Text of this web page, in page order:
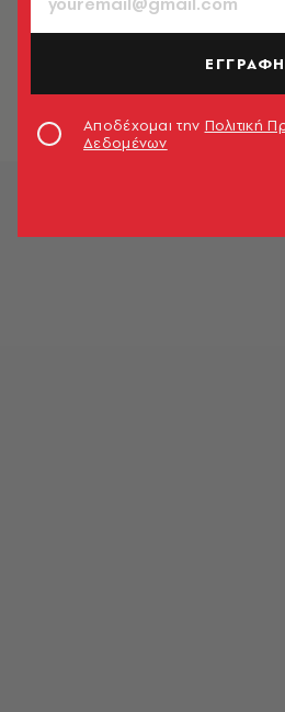
ΚΟΙΝΩΝΙΑ
Συναγερμός
Newsroom
ΕΓΓΡΑΦΗ
Αποδέχομαι την Πολιτική
Δεδομένων